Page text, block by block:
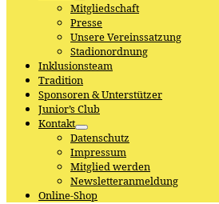
Mitgliedschaft
Presse
Unsere Vereinssatzung
Stadionordnung
Inklusionsteam
Tradition
Sponsoren & Unterstützer
Junior’s Club
Kontakt
Datenschutz
Impressum
Mitglied werden
Newsletteranmeldung
Online-Shop